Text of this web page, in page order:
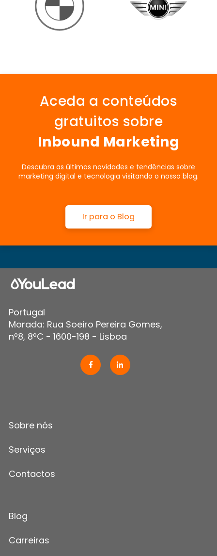
Aceda a conteúdos
gratuitos sobre
Inbound Marketing
Descubra as últimas novidades e tendências sobre
marketing digital e tecnologia visitando o nosso blog.
Ir para o Blog
Portugal
Morada: Rua Soeiro Pereira Gomes,
nº8, 8ºC - 1600-198 - Lisboa
Sobre nós
Serviços
Contactos
Blog
Carreiras